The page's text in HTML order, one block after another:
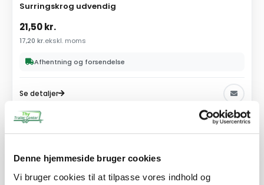
Denne hjemmeside bruger cookies
Vi bruger cookies til at tilpasse vores indhold og
Surringskrog udvendig
21,50kr.
17,20 kr.ekskl. moms
Afhentning og forsendelse
Se detaljer
PÅ LAGER